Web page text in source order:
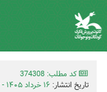
کد مطلب: 374308
تاریخ انتشار: ۱۶ خرداد ۱۴۰۵ - ۱۲:۵۳